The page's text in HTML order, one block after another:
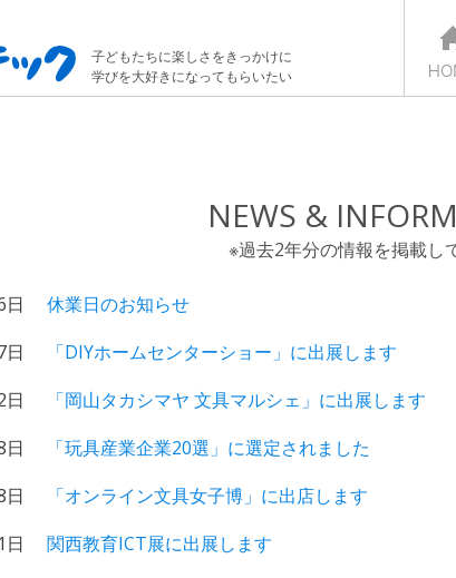
子どもたちに楽しさをきっかけに
学びを大好きになってもらいたい
NEWS &
※過去2年分の情報を掲載し
日
休業日のお知らせ
日
「DIYホームセンターショー」に出展します
日
「岡山タカシマヤ 文具マルシェ」に出展します
日
「玩具産業企業20選」に選定されました
日
「オンライン文具女子博」に出店します
日
関西教育ICT展に出展します